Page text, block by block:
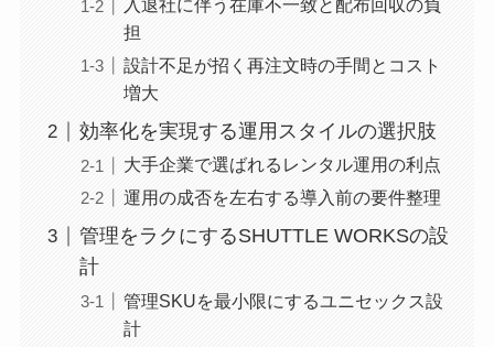
入退社に伴う在庫不一致と配布回収の負
担
設計不足が招く再注文時の手間とコスト
増大
効率化を実現する運用スタイルの選択肢
大手企業で選ばれるレンタル運用の利点
運用の成否を左右する導入前の要件整理
管理をラクにするSHUTTLE WORKSの設
計
管理SKUを最小限にするユニセックス設
計